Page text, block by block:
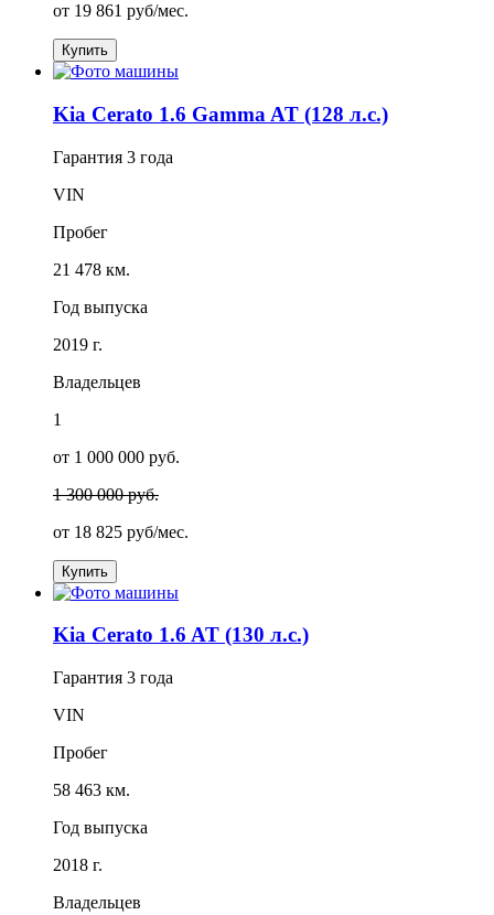
от 19 861 руб/мес.
Купить
Kia Cerato 1.6 Gamma AT (128 л.с.)
Гарантия 3 года
VIN
Пробег
21 478 км.
Год выпуска
2019 г.
Владельцев
1
от 1 000 000 руб.
1 300 000 руб.
от 18 825 руб/мес.
Купить
Kia Cerato 1.6 AT (130 л.с.)
Гарантия 3 года
VIN
Пробег
58 463 км.
Год выпуска
2018 г.
Владельцев